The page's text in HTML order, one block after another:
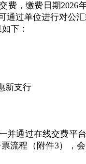
费，缴费日期2026
通过单位进行对公
下：
新支行
并通过在线交费平
流程（附件3），